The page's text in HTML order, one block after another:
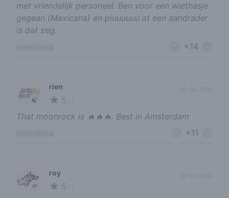
met vriendelijk personeel. Ben voor een wiethasje
gegaan (Mexicana) en piuuuuuu at een aandrader
is dat zeg.
+14
🍃
rien
5
That moonrock is 🔥🔥🔥. Best in Amsterdam
+11
🌱
roy
5
31-03-2018